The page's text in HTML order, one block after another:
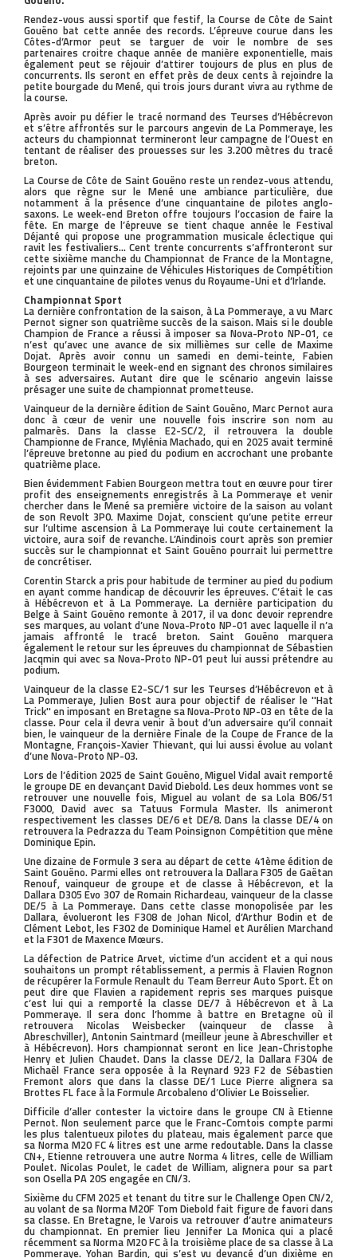
Rendez-vous aussi sportif que festif, la Course de Côte de Saint
Gouëno bat cette année des records. L’épreuve courue dans les
Côtes-d’Armor peut se targuer de voir le nombre de ses
partenaires croitre chaque année de manière exponentielle, mais
également peut se réjouir d’attirer toujours de plus en plus de
concurrents. Ils seront en effet près de deux cents à rejoindre la
petite bourgade du Mené, qui trois jours durant vivra au rythme de
la course.
Après avoir pu défier le tracé normand des Teurses d’Hébécrevon
et s’être affrontés sur le parcours angevin de La Pommeraye, les
acteurs du championnat termineront leur campagne de l’Ouest en
tentant de réaliser des prouesses sur les 3.200 mètres du tracé
breton.
La Course de Côte de Saint Gouëno reste un rendez-vous attendu,
alors que règne sur le Mené une ambiance particulière, due
notamment à la présence d’une cinquantaine de pilotes anglo-
saxons. Le week-end Breton offre toujours l’occasion de faire la
fête. En marge de l’épreuve se tient chaque année le Festival
Déjanté qui propose une programmation musicale éclectique qui
ravit les festivaliers… Cent trente concurrents s’affronteront sur
cette sixième manche du Championnat de France de la Montagne,
rejoints par une quinzaine de Véhicules Historiques de Compétition
et une cinquantaine de pilotes venus du Royaume-Uni et d’Irlande.
Championnat Sport
La dernière confrontation de la saison, à La Pommeraye, a vu Marc
Pernot signer son quatrième succès de la saison. Mais si le double
Champion de France a réussi à imposer sa Nova-Proto NP-01, ce
n’est qu’avec une avance de six millièmes sur celle de Maxime
Dojat. Après avoir connu un samedi en demi-teinte, Fabien
Bourgeon terminait le week-end en signant des chronos similaires
à ses adversaires. Autant dire que le scénario angevin laisse
présager une suite de championnat prometteuse.
Vainqueur de la dernière édition de Saint Gouëno, Marc Pernot aura
donc à cœur de venir une nouvelle fois inscrire son nom au
palmarès. Dans la classe E2-SC/2, il retrouvera la double
Championne de France, Mylénia Machado, qui en 2025 avait terminé
l’épreuve bretonne au pied du podium en accrochant une probante
quatrième place.
Bien évidemment Fabien Bourgeon mettra tout en œuvre pour tirer
profit des enseignements enregistrés à La Pommeraye et venir
chercher dans le Mené sa première victoire de la saison au volant
de son Revolt 3P0. Maxime Dojat, conscient qu’une petite erreur
sur l’ultime ascension à La Pommeraye lui coute certainement la
victoire, aura soif de revanche. L’Aindinois court après son premier
succès sur le championnat et Saint Gouëno pourrait lui permettre
de concrétiser.
Corentin Starck a pris pour habitude de terminer au pied du podium
en ayant comme handicap de découvrir les épreuves. C’était le cas
à Hébécrevon et à La Pommeraye. La dernière participation du
Belge à Saint Gouëno remonte à 2017, il va donc devoir reprendre
ses marques, au volant d’une Nova-Proto NP-01 avec laquelle il n’a
jamais affronté le tracé breton. Saint Gouëno marquera
également le retour sur les épreuves du championnat de Sébastien
Jacqmin qui avec sa Nova-Proto NP-01 peut lui aussi prétendre au
podium.
Vainqueur de la classe E2-SC/1 sur les Teurses d’Hébécrevon et à
La Pommeraye, Julien Bost aura pour objectif de réaliser le ''Hat
Trick'' en imposant en Bretagne sa Nova-Proto NP-03 en tête de la
classe. Pour cela il devra venir à bout d’un adversaire qu’il connait
bien, le vainqueur de la dernière Finale de la Coupe de France de la
Montagne, François-Xavier Thievant, qui lui aussi évolue au volant
d’une Nova-Proto NP-03.
Lors de l’édition 2025 de Saint Gouëno, Miguel Vidal avait remporté
le groupe DE en devançant David Diebold. Les deux hommes vont se
retrouver une nouvelle fois, Miguel au volant de sa Lola B06/51
F3000, David avec sa Tatuus Formula Master. Ils animeront
respectivement les classes DE/6 et DE/8. Dans la classe DE/4 on
retrouvera la Pedrazza du Team Poinsignon Compétition que mène
Dominique Epin.
Une dizaine de Formule 3 sera au départ de cette 41ème édition de
Saint Gouëno. Parmi elles ont retrouvera la Dallara F305 de Gaëtan
Renouf, vainqueur de groupe et de classe à Hébécrevon, et la
Dallara D305 Evo 307 de Romain Richardeau, vainqueur de la classe
DE/5 à La Pommeraye. Dans cette classe monopolisée par les
Dallara, évolueront les F308 de Johan Nicol, d’Arthur Bodin et de
Clément Lebot, les F302 de Dominique Hamel et Aurélien Marchand
et la F301 de Maxence Mœurs.
La défection de Patrice Arvet, victime d’un accident et a qui nous
souhaitons un prompt rétablissement, a permis à Flavien Rognon
de récupérer la Formule Renault du Team Berreur Auto Sport. Et on
peut dire que Flavien a rapidement repris ses marques puisque
c’est lui qui a remporté la classe DE/7 à Hébécrevon et à La
Pommeraye. Il sera donc l’homme à battre en Bretagne où il
retrouvera Nicolas Weisbecker (vainqueur de classe à
Abreschviller), Antonin Saintmard (meilleur jeune à Abreschviller et
à Hébécrevon). Hors championnat seront en lice Jean-Christophe
Henry et Julien Chaudet. Dans la classe DE/2, la Dallara F304 de
Michaël France sera opposée à la Reynard 923 F2 de Sébastien
Fremont alors que dans la classe DE/1 Luce Pierre alignera sa
Brottes FL face à la Formule Arcobaleno d’Olivier Le Boisselier.
Difficile d’aller contester la victoire dans le groupe CN à Etienne
Pernot. Non seulement parce que le Franc-Comtois compte parmi
les plus talentueux pilotes du plateau, mais également parce que
sa Norma M20 FC 4 litres est une arme redoutable. Dans la classe
CN+, Etienne retrouvera une autre Norma 4 litres, celle de William
Poulet. Nicolas Poulet, le cadet de William, alignera pour sa part
son Osella PA 20S engagée en CN/3.
Sixième du CFM 2025 et tenant du titre sur le Challenge Open CN/2,
au volant de sa Norma M20F Tom Diebold fait figure de favori dans
sa classe. En Bretagne, le Varois va retrouver d’autre animateurs
du championnat. En premier lieu Jennifer La Monica qui a placé
récemment sa Norma M20 FC à la troisième place de sa classe à La
Pommeraye. Yohan Bardin, qui s’est vu devancé d’un dixième en